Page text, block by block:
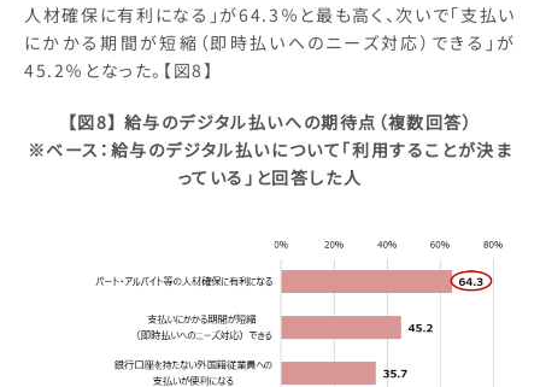
人材確保に有利になる」が64.3％と最も高く、次いで「支払い
にかかる期間が短縮（即時払いへのニーズ対応）できる」が
45.2％となった。【図8】
【図8】 給与のデジタル払いへの期待点（複数回答）
※ベース：給与のデジタル払いについて「利用することが決ま
っている」と回答した人